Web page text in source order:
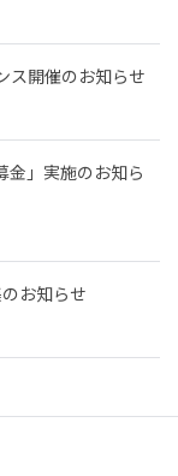
ス開催のお知らせ
金」実施のお知ら
お知らせ